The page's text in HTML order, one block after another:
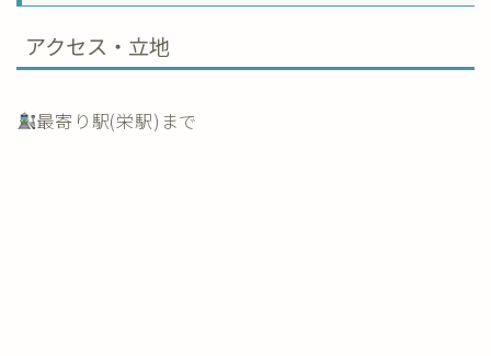
アクセス・立地
最寄り駅(栄駅)まで